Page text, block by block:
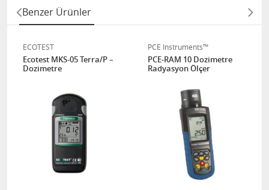
Benzer Ürünler
ECOTEST
Ecotest MKS-05 Terra/P –
Dozimetre
PCE Instruments™
PCE-RAM 10 Dozimetre
Radyasyon Ölçer